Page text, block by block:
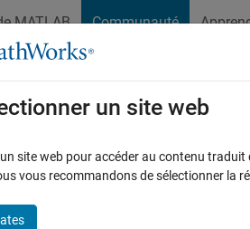
MATLAB Communauté
Exchange Cody
Parcourir
Août 2022
un site web
site web pour accéder au contenu
vous recommandons de sélectionner la